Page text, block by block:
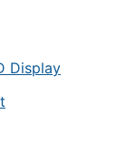
Display